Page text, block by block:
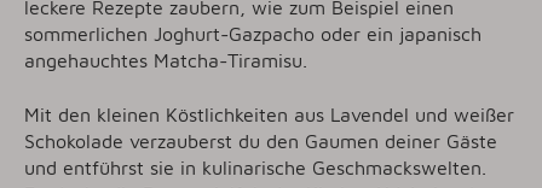
leckere Rezepte zaubern, wie zum Beispiel einen
sommerlichen Joghurt-Gazpacho oder ein japanisch
angehauchtes Matcha-Tiramisu.
Mit den kleinen Köstlichkeiten aus Lavendel und weißer
Schokolade verzauberst du den Gaumen deiner Gäste
und entführst sie in kulinarische Geschmackswelten.